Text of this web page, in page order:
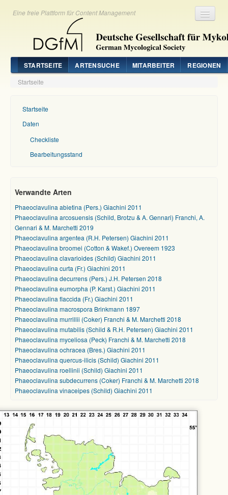
Eine freie Plattform für Content Management
STARTSEITE ARTENSUCHE MITARBEITER REGIONEN
Startseite
Startseite
Daten
Checkliste
Bearbeitungsstand
Verwandte Arten
Phaeoclavulina abietina (Pers.) Giachini 2011
Phaeoclavulina arcosuensis (Schild, Brotzu & A. Gennari) Franchi, A.
Gennari & M. Marchetti 2019
Phaeoclavulina argentea (R.H. Petersen) Giachini 2011
Phaeoclavulina broomei (Cotton & Wakef.) Overeem 1923
Phaeoclavulina clavarioides (Schild) Giachini 2011
Phaeoclavulina curta (Fr.) Giachini 2011
Phaeoclavulina decurrens (Pers.) J.H. Petersen 2018
Phaeoclavulina eumorpha (P. Karst.) Giachini 2011
Phaeoclavulina flaccida (Fr.) Giachini 2011
Phaeoclavulina macrospora Brinkmann 1897
Phaeoclavulina murrillii (Coker) Franchi & M. Marchetti 2018
Phaeoclavulina mutabilis (Schild & R.H. Petersen) Giachini 2011
Phaeoclavulina myceliosa (Peck) Franchi & M. Marchetti 2018
Phaeoclavulina ochracea (Bres.) Giachini 2011
Phaeoclavulina quercus-ilicis (Schild) Giachini 2011
Phaeoclavulina roellinii (Schild) Giachini 2011
Phaeoclavulina subdecurrens (Coker) Franchi & M. Marchetti 2018
Phaeoclavulina vinaceipes (Schild) Giachini 2011